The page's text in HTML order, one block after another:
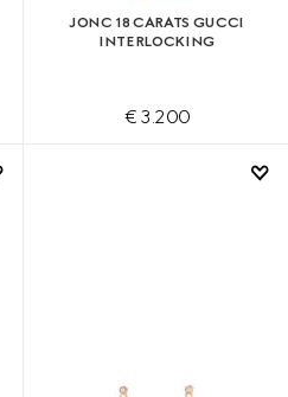
JONC 18 CARATS GUCCI
INTERLOCKING
€ 3.200